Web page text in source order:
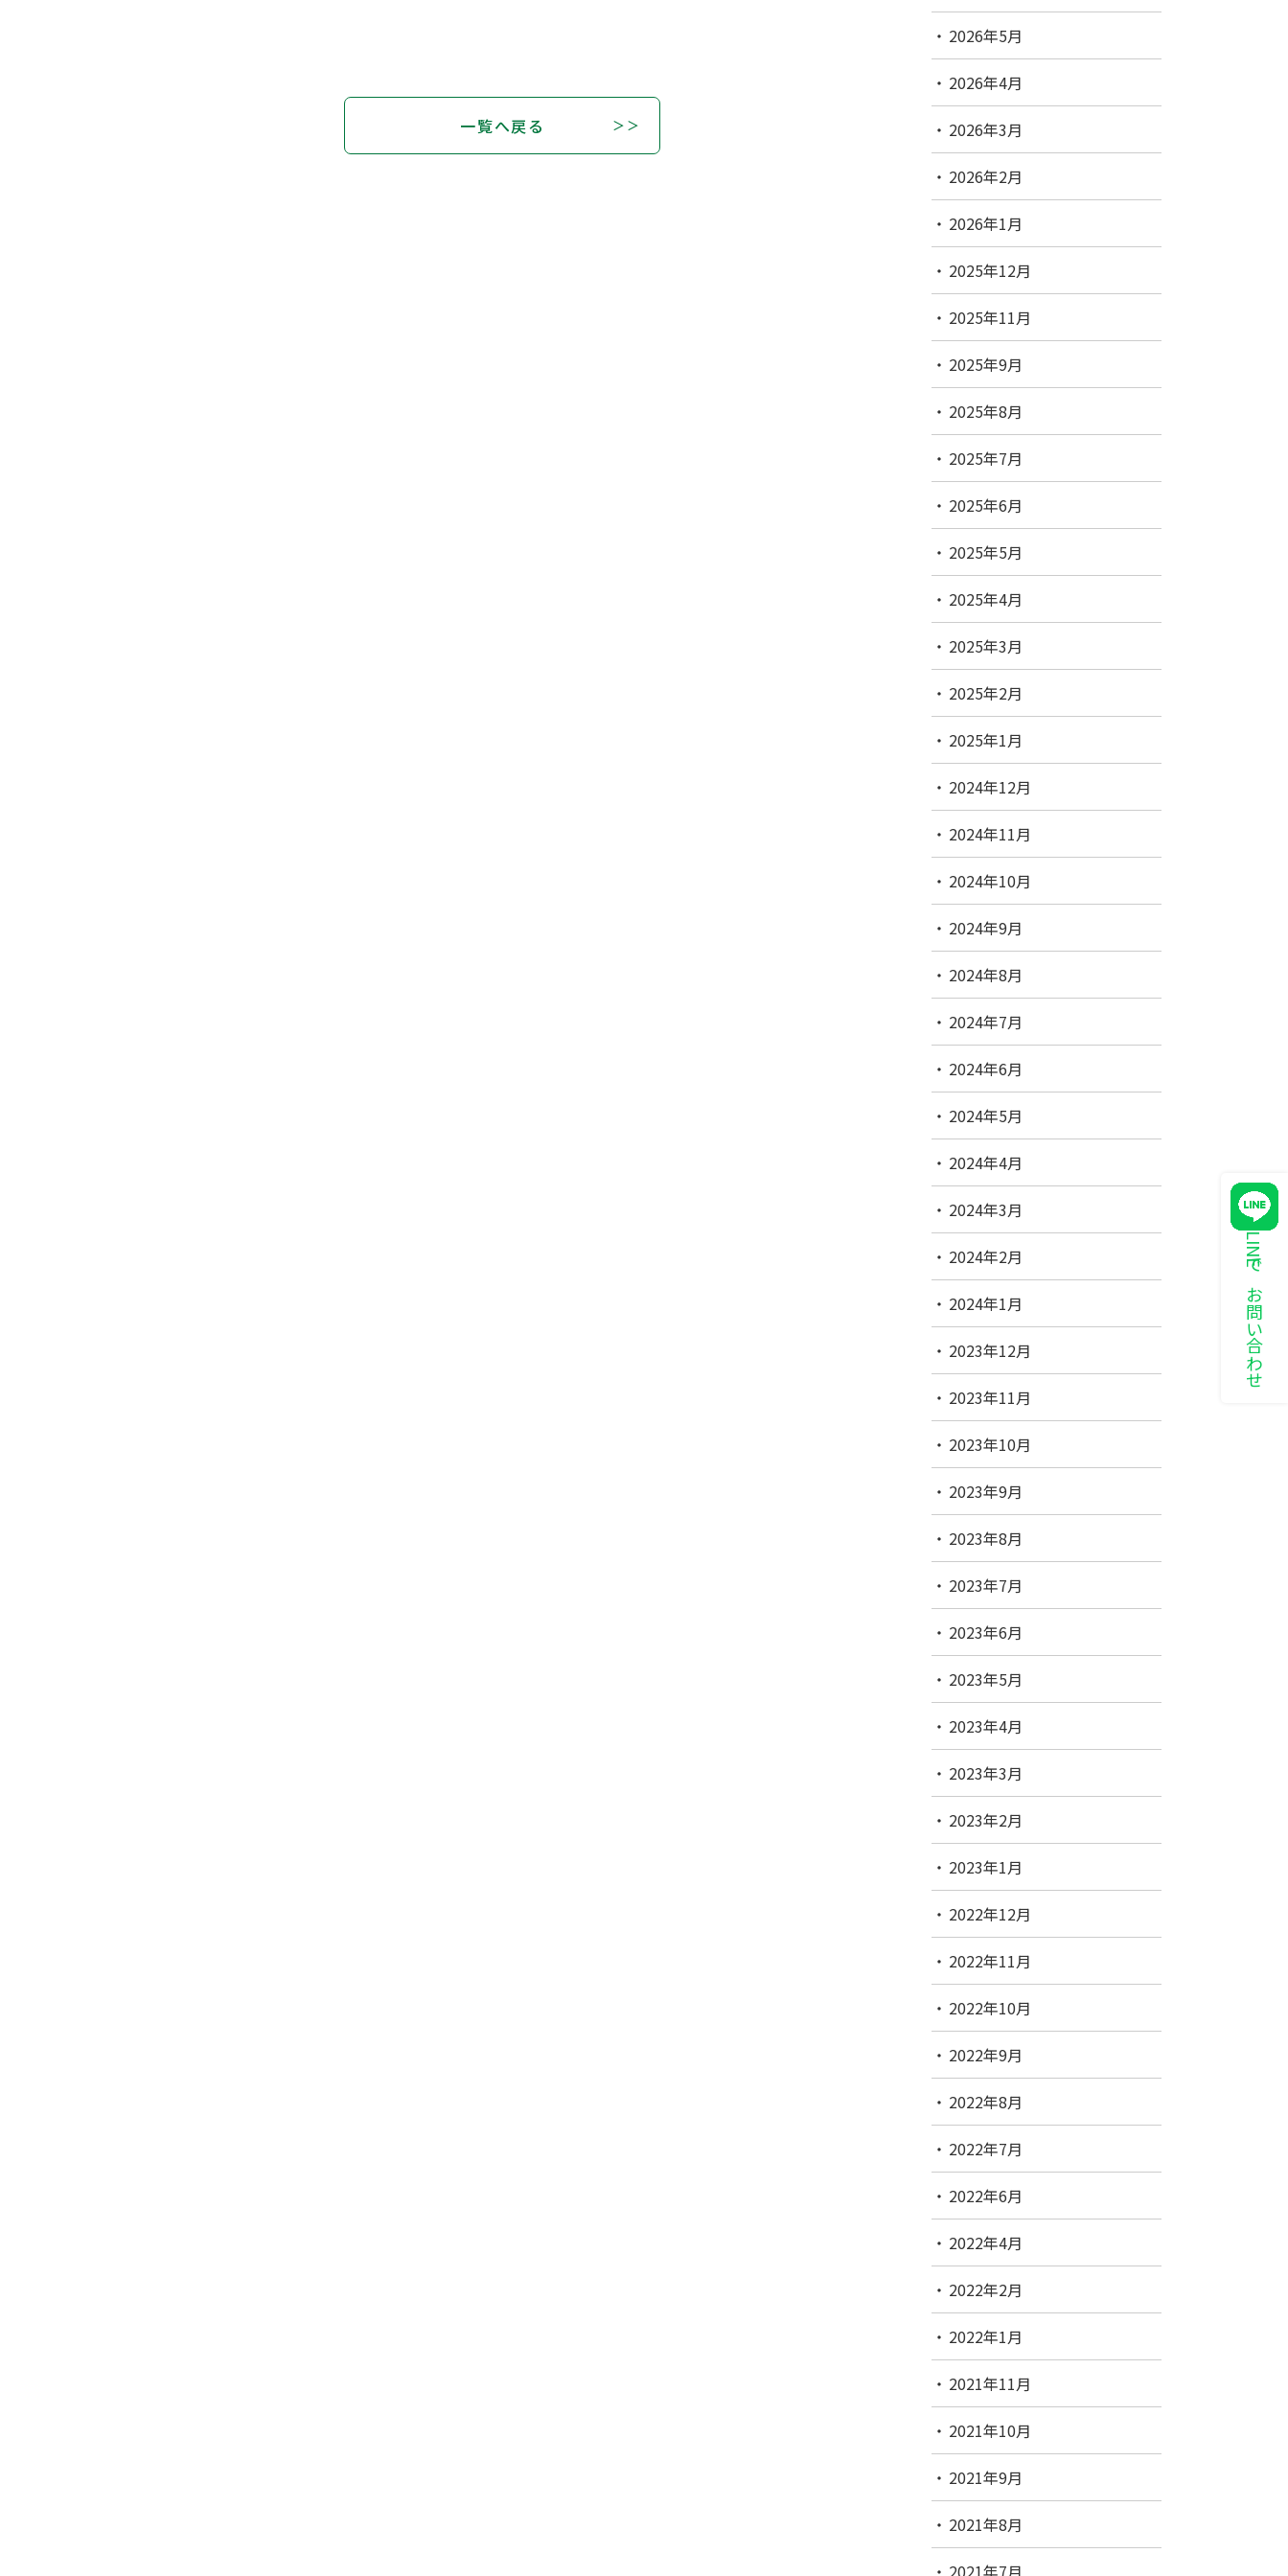
LINEでお問い合わせ
一覧へ戻る
2026年5月
2026年4月
2026年3月
2026年2月
2026年1月
2025年12月
2025年11月
2025年9月
2025年8月
2025年7月
2025年6月
2025年5月
2025年4月
2025年3月
2025年2月
2025年1月
2024年12月
2024年11月
2024年10月
2024年9月
2024年8月
2024年7月
2024年6月
2024年5月
2024年4月
2024年3月
2024年2月
2024年1月
2023年12月
2023年11月
2023年10月
2023年9月
2023年8月
2023年7月
2023年6月
2023年5月
2023年4月
2023年3月
2023年2月
2023年1月
2022年12月
2022年11月
2022年10月
2022年9月
2022年8月
2022年7月
2022年6月
2022年4月
2022年2月
2022年1月
2021年11月
2021年10月
2021年9月
2021年8月
2021年7月